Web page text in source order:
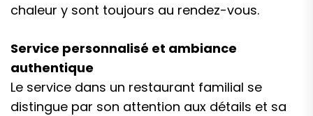
chaleur y sont toujours au rendez-vous.
Service personnalisé et ambiance
authentique
Le service dans un restaurant familial se
distingue par son attention aux détails et sa